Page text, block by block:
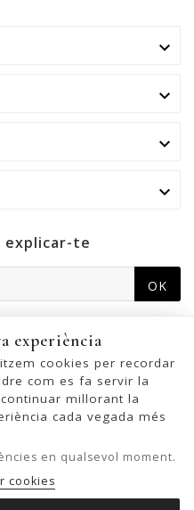




explicar-te
OK
de contacte a l'avís legal.
experiència
cookies per recordar
com es fa servir la
millorant la
cada vegada més
en qualsevol moment.
cookies
Todos los derechos reservados.
Tomo 33286, Libro 228637,
Inscripción 1ª